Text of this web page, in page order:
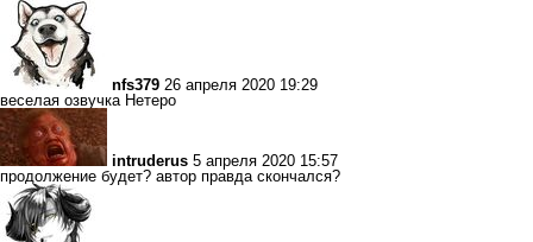
nfs379 26 апреля 2020 19:29
веселая озвучка Нетеро
intruderus 5 апреля 2020 15:57
продолжение будет? автор правда скончался?